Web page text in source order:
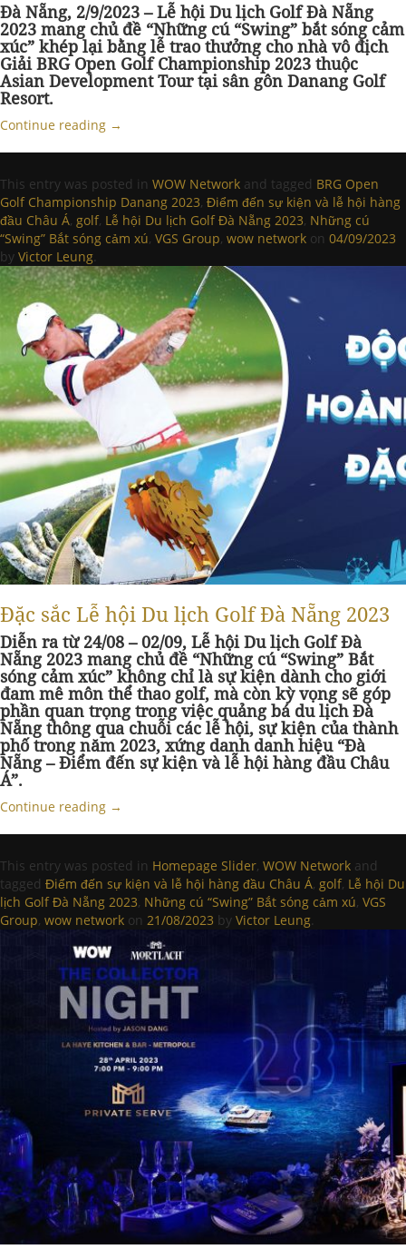
Đà Nẵng, 2/9/2023 – Lễ hội Du lịch Golf Đà Nẵng
2023 mang chủ đề “Những cú “Swing” bắt sóng cảm
xúc” khép lại bằng lễ trao thưởng cho nhà vô địch
Giải BRG Open Golf Championship 2023 thuộc
Asian Development Tour tại sân gôn Danang Golf
Resort.
Continue reading →
This entry was posted in WOW Network and tagged BRG Open
Golf Championship Danang 2023, Điểm đến sự kiện và lễ hội hàng
đầu Châu Á, golf, Lễ hội Du lịch Golf Đà Nẵng 2023, Những cú
“Swing” Bắt sóng cảm xú, VGS Group, wow network on 04/09/2023
by Victor Leung.
Đặc sắc Lễ hội Du lịch Golf Đà Nẵng 2023
Diễn ra từ 24/08 – 02/09, Lễ hội Du lịch Golf Đà
Nẵng 2023 mang chủ đề “Những cú “Swing” Bắt
sóng cảm xúc” không chỉ là sự kiện dành cho giới
đam mê môn thể thao golf, mà còn kỳ vọng sẽ góp
phần quan trọng trong việc quảng bá du lịch Đà
Nẵng thông qua chuỗi các lễ hội, sự kiện của thành
phố trong năm 2023, xứng danh danh hiệu “Đà
Nẵng – Điểm đến sự kiện và lễ hội hàng đầu Châu
Á”.
Continue reading →
This entry was posted in Homepage Slider, WOW Network and
tagged Điểm đến sự kiện và lễ hội hàng đầu Châu Á, golf, Lễ hội Du
lịch Golf Đà Nẵng 2023, Những cú “Swing” Bắt sóng cảm xú, VGS
Group, wow network on 21/08/2023 by Victor Leung.